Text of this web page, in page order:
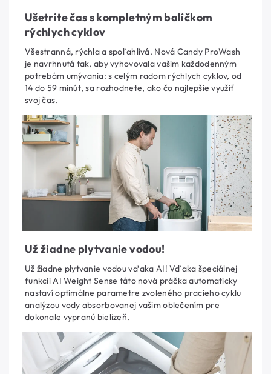
Ušetrite čas s kompletným balíčkom
rýchlych cyklov
Všestranná, rýchla a spoľahlivá. Nová Candy ProWash
je navrhnutá tak, aby vyhovovala vašim každodenným
potrebám umývania: s celým radom rýchlych cyklov, od
14 do 59 minút, sa rozhodnete, ako čo najlepšie využiť
svoj čas.
Už žiadne plytvanie vodou!
Už žiadne plytvanie vodou vďaka AI! Vďaka špeciálnej
funkcii AI Weight Sense táto nová práčka automaticky
nastaví optimálne parametre zvoleného pracieho cyklu
analýzou vody absorbovanej vašim oblečením pre
dokonale vypranú bielizeň.